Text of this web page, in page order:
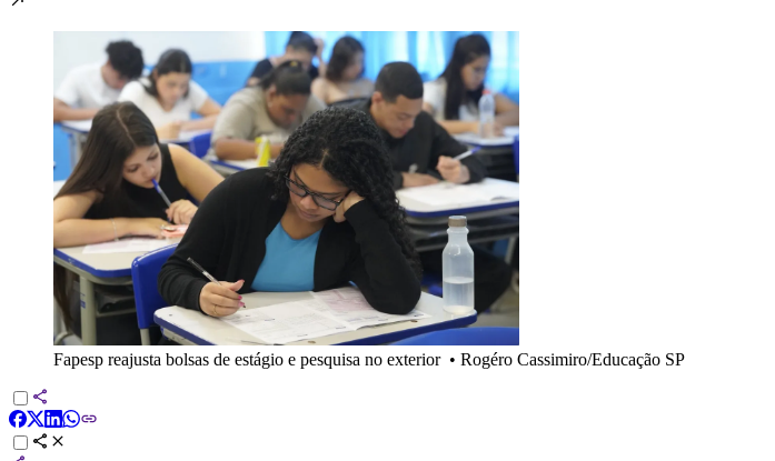
Fapesp reajusta bolsas de estágio e pesquisa no exterior• Rogéro Cassimiro/Educação SP